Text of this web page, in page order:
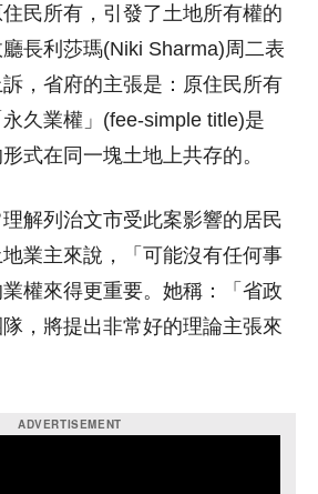
民所有，引發了土地所有權的
長利莎瑪(Niki Sharma)周二表
，省府的主張是：原住民所有
久業權」(fee-simple title)是
式在同一塊土地上共存的。
解列治文市受此案影響的居民
業主來說，「可能沒有任何事
權來得更重要。她稱：「省政
，將提出非常好的理論主張來